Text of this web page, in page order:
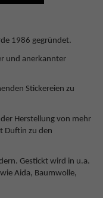
1986 gegründet.
und anerkannter
Stickereien zu
Herstellung von mehr
Duftin zu den
Gestickt wird in u.a.
Aida, Baumwolle,